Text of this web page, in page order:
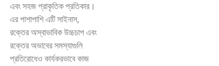
এবং সহজ প্রাকৃতিক প্রতিকার।
এর পাশাপাশি এটি সাইনাস,
রক্তের অস্বাভাবিক উচ্চচাপ এবং
রক্তের অভাবের সমস্যাগুলি
প্রতিরোধেও কার্যকরভাবে কাজ